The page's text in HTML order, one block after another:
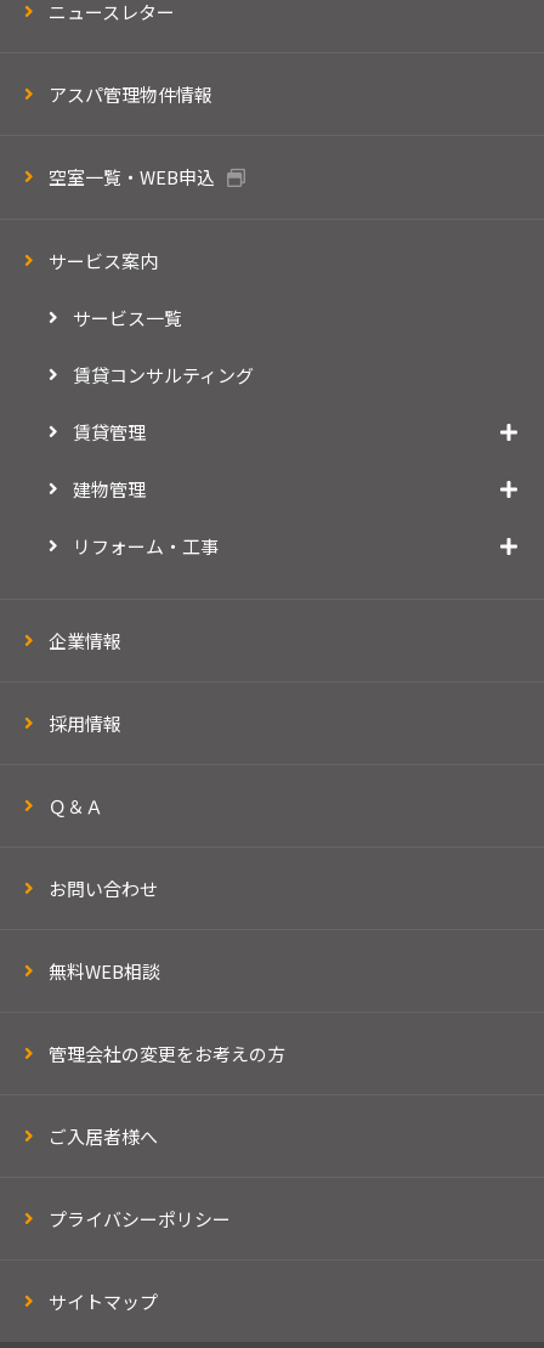
ニュースレター
アスパ管理物件情報
空室一覧・WEB申込
サービス案内
サービス一覧
賃貸コンサルティング
賃貸管理
建物管理
リフォーム・工事
企業情報
採用情報
Ｑ＆Ａ
お問い合わせ
無料WEB相談
管理会社の変更をお考えの方
ご入居者様へ
プライバシーポリシー
サイトマップ